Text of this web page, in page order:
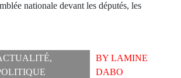
nationale devant les députés, les
,
BY LAMINE
DABO